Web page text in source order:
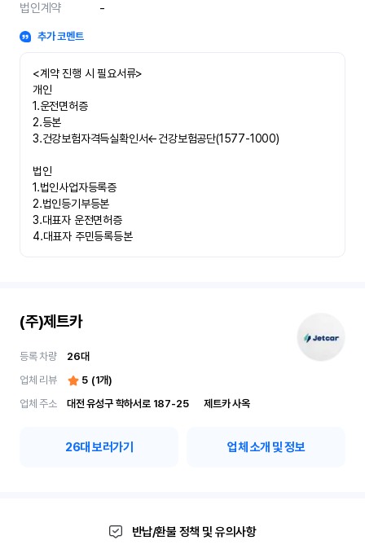
법인계약
-
추가 코멘트
<계약 진행 시 필요서류>
개인
1.운전면허증
2.등본
3.건강보험자격득실확인서←건강보험공단(1577-1000)
법인
1.법인사업자등록증
2.법인등기부등본
3.대표자 운전면허증
4.대표자 주민등록등본
(주)제트카
등록 차량 26대
업체 리뷰
5 (1개)
업체 주소
대전 유성구 학하서로 187-25	제트카 사옥
26대 보러가기 업체 소개 및 정보
반납/환불 정책 및 유의사항